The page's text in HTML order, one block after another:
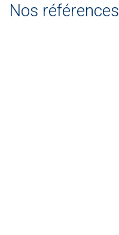
Nos références